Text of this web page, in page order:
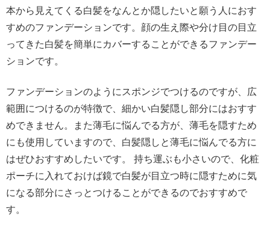
本から見えてくる白髪をなんとか隠したいと願う人におす
すめのファンデーションです。顔の生え際や分け目の目立
ってきた白髪を簡単にカバーすることができるファンデー
ションです。
ファンデーションのようにスポンジでつけるのですが、広
範囲につけるのが特徴で、細かい白髪隠し部分にはおすす
めできません。また薄毛に悩んでる方が、薄毛を隠すため
にも使用していますので、白髪隠しと薄毛に悩んでる方に
はぜひおすすめしたいです。 持ち運ぶも小さいので、化粧
ポーチに入れておけば鏡で白髪が目立つ時に隠すために気
になる部分にさっとつけることができるのでおすすめで
す。